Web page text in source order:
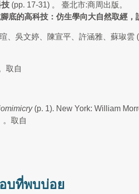
技 (pp. 17-31) 。 臺北市:商周出版。
底的高科技：仿生學向大自然取經，
、吳文婷、陳宣平、許涵雅、蘇琡雲
取自
(p. 1). New York: William
。取自
บที่พบบ่อย